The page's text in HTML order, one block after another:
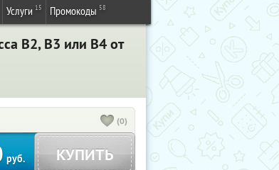
Услуги 15 Промокоды 58
В2, В3 или В4 от
(0)
руб. КУПИТЬ